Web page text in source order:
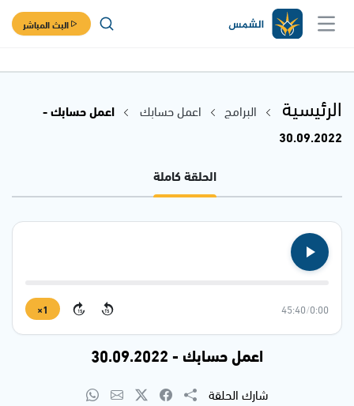
البث المباشر
الرئيسية البرامج اعمل حسابك
اعمل حسابك -
30.09.2022
الحلقة كاملة
0:00
/
45:40
15
15
1×
اعمل حسابك - 30.09.2022
شارك الحلقة